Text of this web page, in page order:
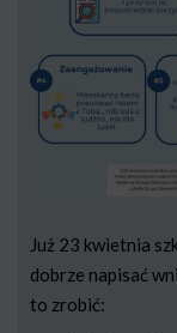
Już 23 kwietnia
dobrze napisać
to zrobić: